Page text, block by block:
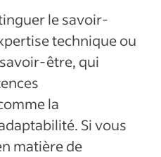
le savoir-
technique ou
être, qui
la
Si vous
matière de